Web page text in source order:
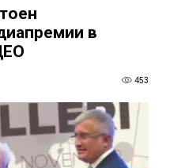
в
453